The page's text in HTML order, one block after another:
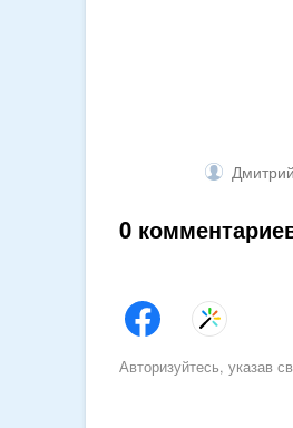
Дмитрий
0
Авторизуйтесь, указав